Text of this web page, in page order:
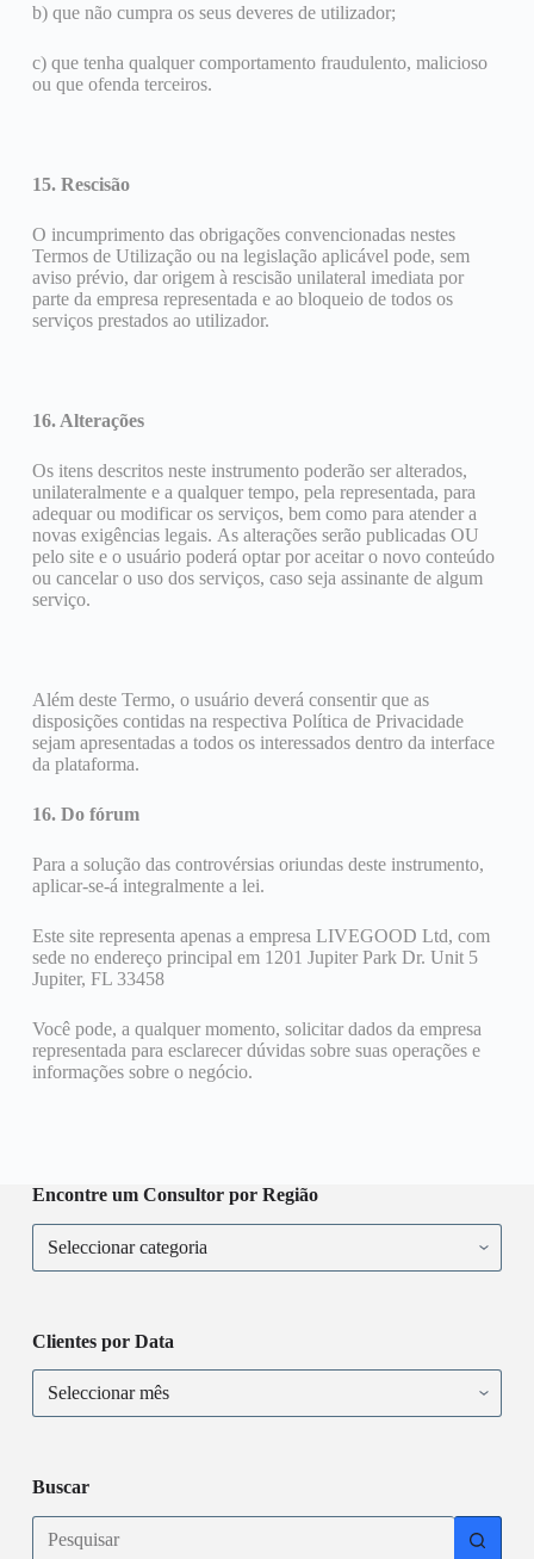
b) que não cumpra os seus deveres de utilizador;
c) que tenha qualquer comportamento fraudulento, malicioso
ou que ofenda terceiros.
15. Rescisão
O incumprimento das obrigações convencionadas nestes
Termos de Utilização ou na legislação aplicável pode, sem
aviso prévio, dar origem à rescisão unilateral imediata por
parte da empresa representada e ao bloqueio de todos os
serviços prestados ao utilizador.
16. Alterações
Os itens descritos neste instrumento poderão ser alterados,
unilateralmente e a qualquer tempo, pela representada, para
adequar ou modificar os serviços, bem como para atender a
novas exigências legais. As alterações serão publicadas OU
pelo site e o usuário poderá optar por aceitar o novo conteúdo
ou cancelar o uso dos serviços, caso seja assinante de algum
serviço.
Além deste Termo, o usuário deverá consentir que as
disposições contidas na respectiva Política de Privacidade
sejam apresentadas a todos os interessados ​​dentro da interface
da plataforma.
16. Do fórum
Para a solução das controvérsias oriundas deste instrumento,
aplicar-se-á integralmente a lei.
Este site representa apenas a empresa LIVEGOOD Ltd, com
sede no endereço principal em 1201 Jupiter Park Dr. Unit 5
Jupiter, FL 33458
Você pode, a qualquer momento, solicitar dados da empresa
representada para esclarecer dúvidas sobre suas operações e
informações sobre o negócio.
Encontre um Consultor por Região
Clientes por Data
Buscar